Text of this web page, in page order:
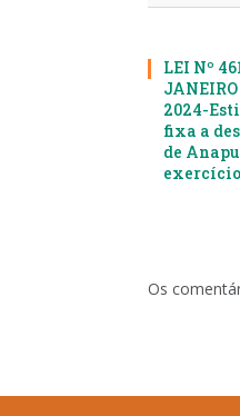
LEI Nº
2024-
fixa a
de
exercício
Os